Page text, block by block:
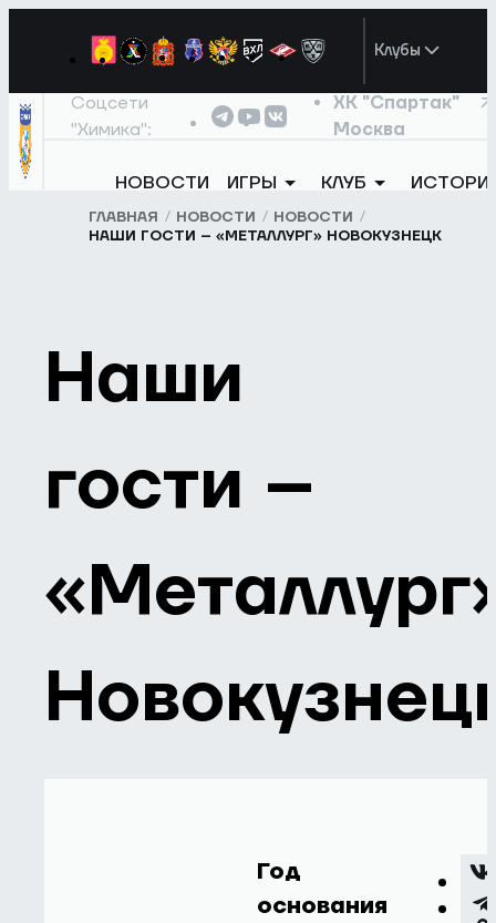
Клубы
Соцсети
"Химика":
ХК "Спартак"
Москва
НОВОСТИ ИГРЫ КЛУБ
ГЛАВНАЯ НОВОСТИ
НОВОСТИ
НАШИ ГОСТИ – «МЕТАЛЛУРГ» НОВОКУЗНЕЦК
Наши
гости –
Год
основания